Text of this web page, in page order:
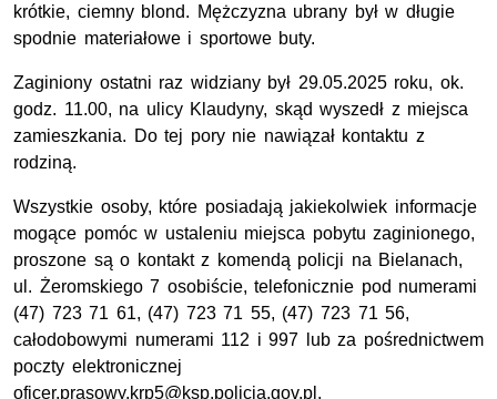
krótkie, ciemny blond. Mężczyzna ubrany był w długie
spodnie materiałowe i sportowe buty.
Zaginiony ostatni raz widziany był 29.05.2025 roku, ok.
godz. 11.00, na ulicy Klaudyny, skąd wyszedł z miejsca
zamieszkania. Do tej pory nie nawiązał kontaktu z
rodziną.
Wszystkie osoby, które posiadają jakiekolwiek informacje
mogące pomóc w ustaleniu miejsca pobytu zaginionego,
proszone są o kontakt z komendą policji na Bielanach,
ul. Żeromskiego 7 osobiście, telefonicznie pod numerami
(47) 723 71 61, (47) 723 71 55, (47) 723 71 56,
całodobowymi numerami 112 i 997 lub za pośrednictwem
poczty elektronicznej
oficer.prasowy.krp5@ksp.policja.gov.pl.